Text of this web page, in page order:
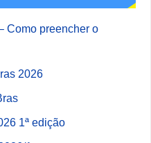
Como preencher o
2026
1ª edição